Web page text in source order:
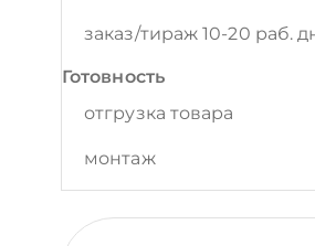
заказ/тираж 10-20 раб.
Готовность
отгрузка товара
монтаж